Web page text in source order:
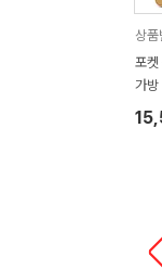
상
포켓
가